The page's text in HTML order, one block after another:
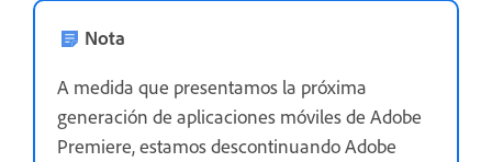
Nota
A medida que presentamos la próxima
generación de aplicaciones móviles de Adobe
Premiere, estamos descontinuando Adobe